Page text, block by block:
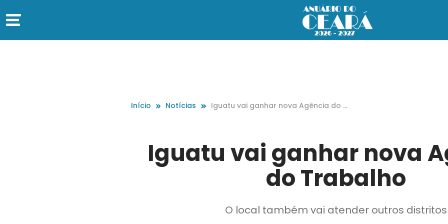
Início Notícias
Iguatu vai ganhar nova Agência do T
Iguatu vai ganhar nova
do Trabalho
O local também vai atender outros distritos